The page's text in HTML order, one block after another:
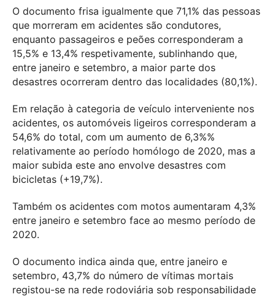
O documento frisa igualmente que 71,1% das pessoas
que morreram em acidentes são condutores,
enquanto passageiros e peões corresponderam a
15,5% e 13,4% respetivamente, sublinhando que,
entre janeiro e setembro, a maior parte dos
desastres ocorreram dentro das localidades (80,1%).
Em relação à categoria de veículo interveniente nos
acidentes, os automóveis ligeiros corresponderam a
54,6% do total, com um aumento de 6,3%%
relativamente ao período homólogo de 2020, mas a
maior subida este ano envolve desastres com
bicicletas (+19,7%).
Também os acidentes com motos aumentaram 4,3%
entre janeiro e setembro face ao mesmo período de
2020.
O documento indica ainda que, entre janeiro e
setembro, 43,7% do número de vítimas mortais
registou-se na rede rodoviária sob responsabilidade